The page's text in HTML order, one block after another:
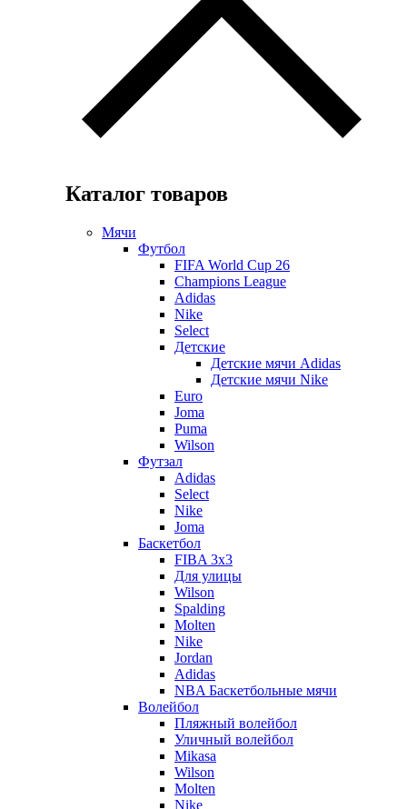
Каталог товаров
Мячи
Футбол
FIFA World Cup 26
Champions League
Adidas
Nike
Select
Детские
Детские мячи Adidas
Детские мячи Nike
Euro
Joma
Puma
Wilson
Футзал
Adidas
Select
Nike
Joma
Баскетбол
FIBA 3x3
Для улицы
Wilson
Spalding
Molten
Nike
Jordan
Adidas
NBA Баскетбольные мячи
Волейбол
Пляжный волейбол
Уличный волейбол
Mikasa
Wilson
Molten
Nike